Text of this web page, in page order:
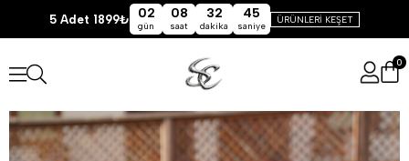
5 Adet 1899₺ 02
gün
08
saat
32
dakika
44
saniye
ÜRÜNLERİ KEŞET
0